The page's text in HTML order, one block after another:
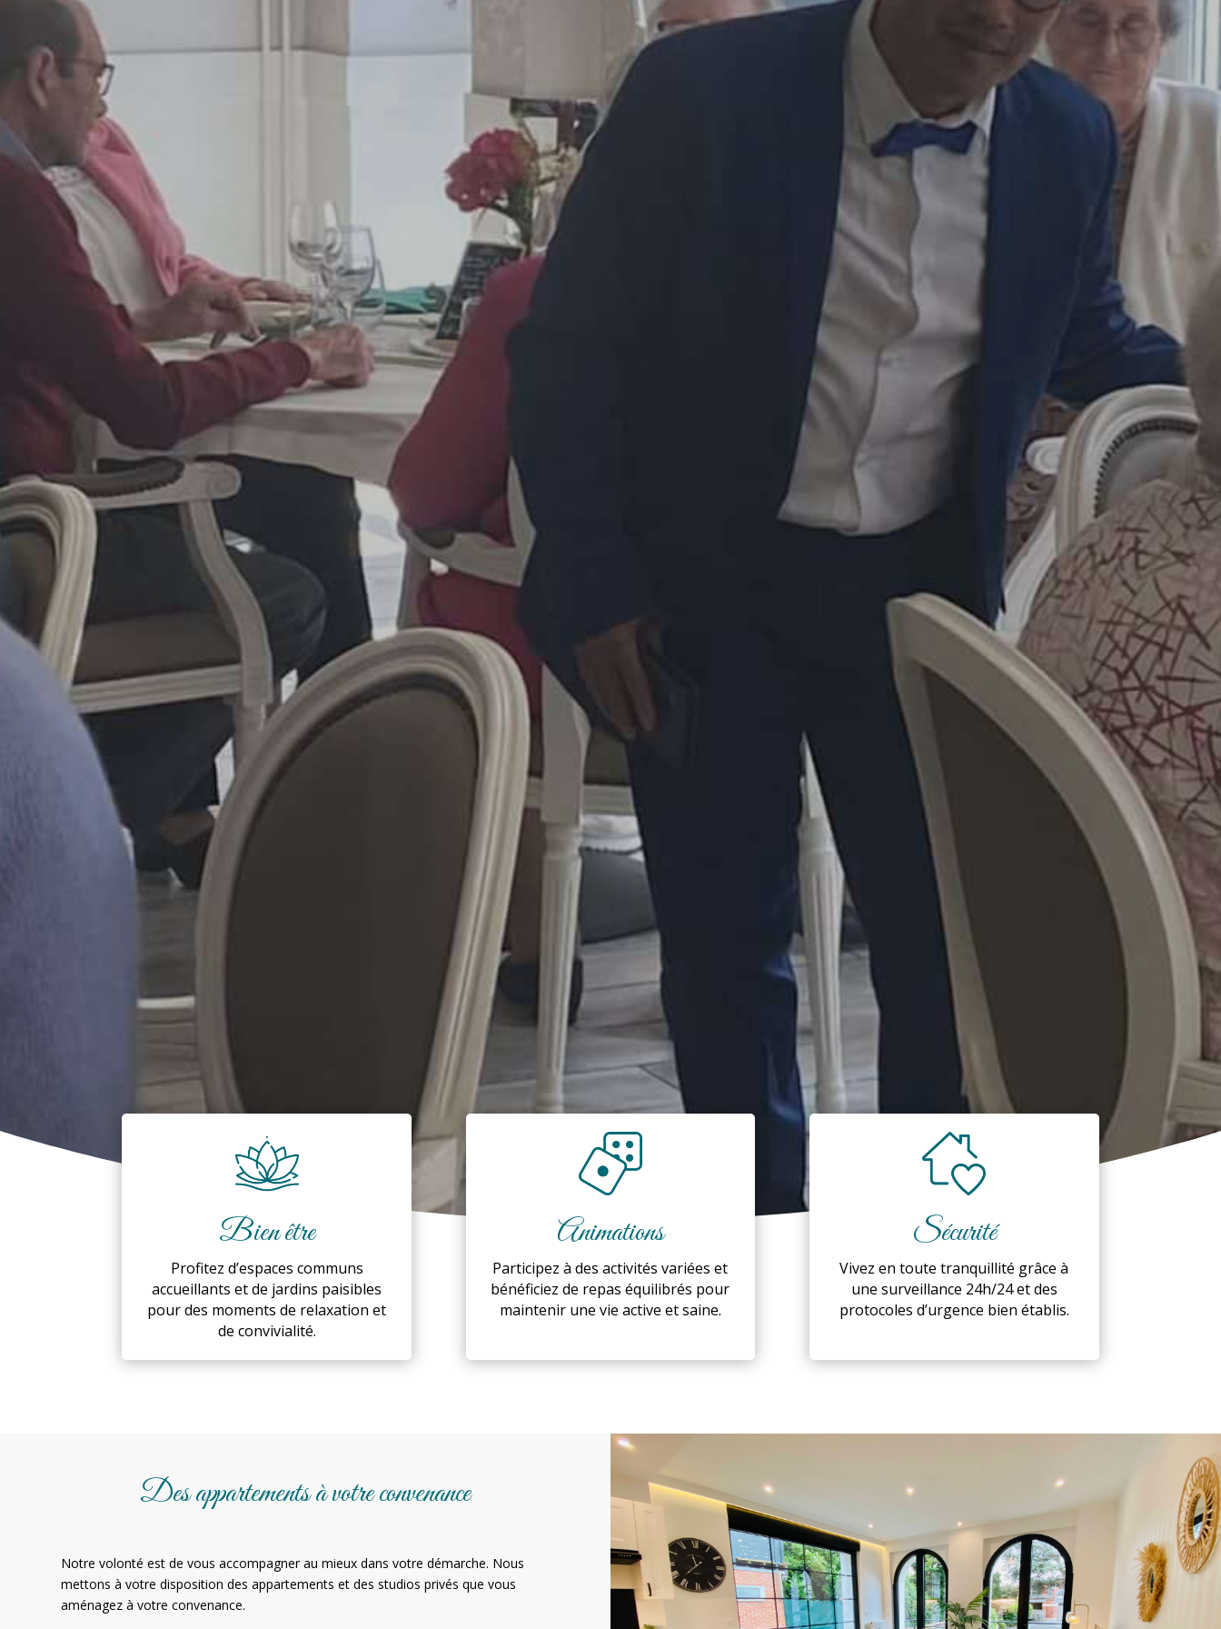
Bien être
Profitez d’espaces communs
accueillants et de jardins paisibles
pour des moments de relaxation et
de convivialité.
Animations
Participez à des activités variées et
bénéficiez de repas équilibrés pour
maintenir une vie active et saine.
Sécurité
Vivez en toute tranquillité grâce à
une surveillance 24h/24 et des
protocoles d’urgence bien établis.
Des appartements à votre convenance
Notre volonté est de vous accompagner au mieux dans votre démarche. Nous
mettons à votre disposition des appartements et des studios privés que vous
aménagez à votre convenance.